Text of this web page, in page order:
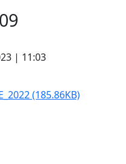
| 11:03
(185.86KB)